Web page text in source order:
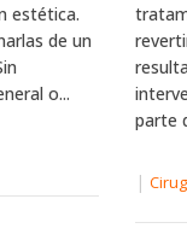
estética.
de un
o...
parte
|